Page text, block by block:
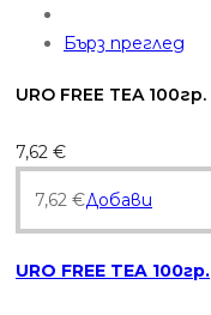
Бърз преглед
URO FREE TEA 100гр.
7,62 €
7,62 €Добави
URO FREE TEA 100гр.